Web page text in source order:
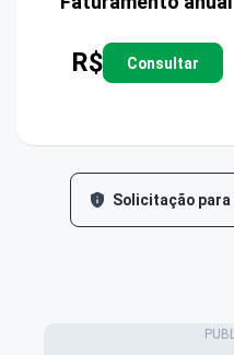
R$ Consultar
Solicitação